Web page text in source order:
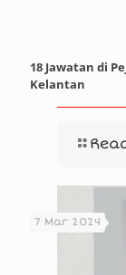
18 Jawatan di
Kelantan
7 Mar 2024